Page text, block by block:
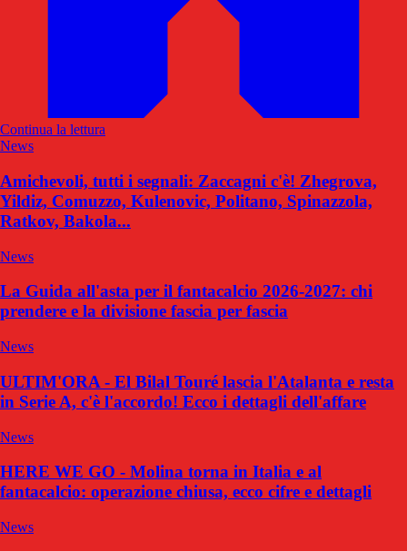
Continua la lettura
News
Amichevoli, tutti i segnali: Zaccagni c'è! Zhegrova,
Yildiz, Comuzzo, Kulenovic, Politano, Spinazzola,
Ratkov, Bakola...
News
La Guida all'asta per il fantacalcio 2026-2027: chi
prendere e la divisione fascia per fascia
News
ULTIM'ORA - El Bilal Touré lascia l'Atalanta e resta
in Serie A, c'è l'accordo! Ecco i dettagli dell'affare
News
HERE WE GO - Molina torna in Italia e al
fantacalcio: operazione chiusa, ecco cifre e dettagli
News